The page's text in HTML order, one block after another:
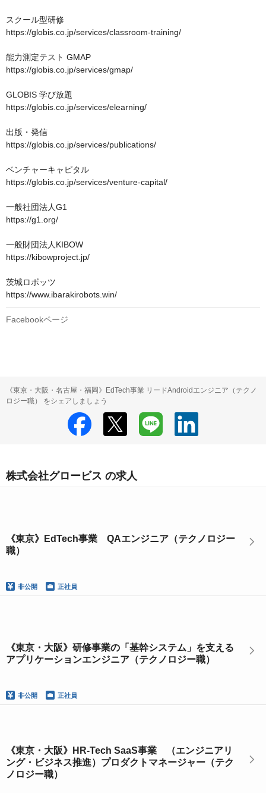
スクール型研修
https://globis.co.jp/services/classroom-training/
能力測定テスト GMAP
https://globis.co.jp/services/gmap/
GLOBIS 学び放題
https://globis.co.jp/services/elearning/
出版・発信
https://globis.co.jp/services/publications/
ベンチャーキャピタル
https://globis.co.jp/services/venture-capital/
一般社団法人G1
https://g1.org/
一般財団法人KIBOW
https://kibowproject.jp/
茨城ロボッツ
https://www.ibarakirobots.win/
Facebookページ
《東京・大阪・名古屋・福岡》EdTech事業 リードAndroidエンジニア（テクノ
ロジー職） をシェアしましょう
株式会社グロービス の求人
《東京》EdTech事業 QAエンジニア（テクノロジー
職）
非公開 正社員
《東京・大阪》研修事業の「基幹システム」を支える
アプリケーションエンジニア（テクノロジー職）
非公開 正社員
《東京・大阪》HR-Tech SaaS事業 （エンジニアリ
ング・ビジネス推進）プロダクトマネージャー（テク
ノロジー職）